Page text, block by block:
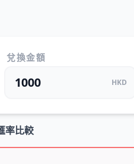
兌換金額
HKD
率比較